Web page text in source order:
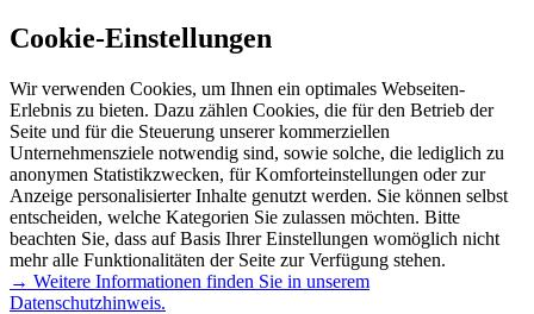
Cookie-Einstellungen
Wir verwenden Cookies, um Ihnen ein optimales Webseiten-
Erlebnis zu bieten. Dazu zählen Cookies, die für den Betrieb der
Seite und für die Steuerung unserer kommerziellen
Unternehmensziele notwendig sind, sowie solche, die lediglich zu
anonymen Statistikzwecken, für Komforteinstellungen oder zur
Anzeige personalisierter Inhalte genutzt werden. Sie können selbst
entscheiden, welche Kategorien Sie zulassen möchten. Bitte
beachten Sie, dass auf Basis Ihrer Einstellungen womöglich nicht
mehr alle Funktionalitäten der Seite zur Verfügung stehen.
→ Weitere Informationen finden Sie in unserem
Datenschutzhinweis.